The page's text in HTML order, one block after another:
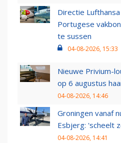
Directie
Portugese
te sussen
04-08-2026, 15:33
Nieuwe Privium-
op 6 augustus
04-08-2026, 14:46
Groningen vanaf
Esbjerg: 'scheelt
04-08-2026, 14:41